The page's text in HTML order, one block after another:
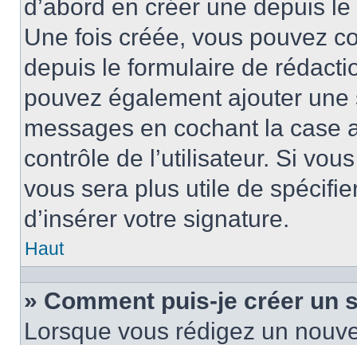
d’abord en créer une depuis
Une fois créée, vous pouvez
depuis le formulaire de
pouvez également ajouter
messages en cochant la case
contrôle de l’utilisateur. Si
vous sera plus utile de
d’insérer votre signature.
Haut
» Comment puis-je créer un
Lorsque vous rédigez un